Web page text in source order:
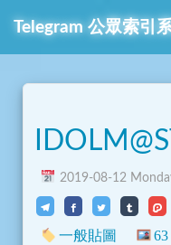
Telegram 公眾索引
2019-08-12
一般貼圖 63